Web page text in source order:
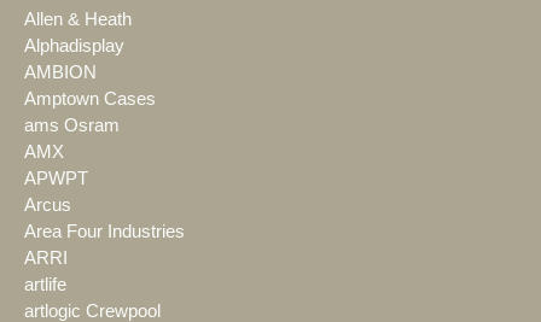
Allen & Heath
Alphadisplay
AMBION
Amptown Cases
ams Osram
AMX
APWPT
Arcus
Area Four Industries
ARRI
artlife
artlogic Crewpool